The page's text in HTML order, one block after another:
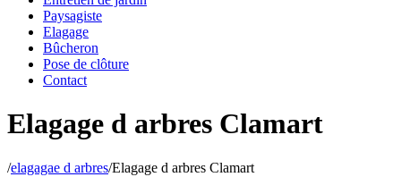
Paysagiste
Elagage
Bûcheron
Pose de clôture
Contact
Elagage d arbres Clamart
/elagagae d arbres/Elagage d arbres Clamart